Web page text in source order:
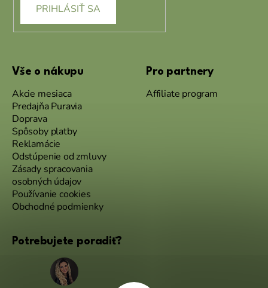
PRIHLÁSIŤ SA
Vše o nákupu
Akcie mesiaca
Predajňa Puravia
Doprava
Spôsoby platby
Reklamácie
Odstúpenie od zmluvy
Zásady spracovania
osobných údajov
Používanie cookies
Obchodné podmienky
Pro partnery
Affiliate program
Potrebujete poradiť?